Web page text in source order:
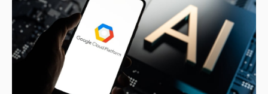
실적에는 역풍으로 작용했다. 아마존은 외환 변동성으로 인해 약 21억 달러의
매출 손실이 예상된다고 전하며 실적 성장이 둔화될 것임을 예고했다. 비용
절감 노력이 계속되면서 순이익이 전년 대비 거의 2배 가까이 증가한 점은
긍정적으로 인식됐다. 하지만 매출 증가율과 실적 전망이 눈에 띄게
둔화되면서 성장에 대한 우려로 실망 매도세가 쏟아졌다.